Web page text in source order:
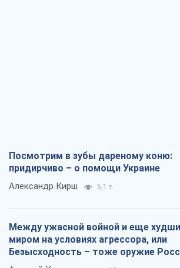
Посмотрим в зубы дареному коню:
придирчиво – о помощи Украине
Александр Кирш 5,1 т.
Между ужасной войной и еще
миром на условиях агрессора, или
Безысходность – тоже оружие